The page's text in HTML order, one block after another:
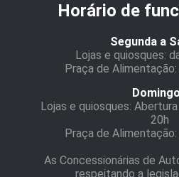
Horário de
Segunda a
Lojas e quiosques:
Praça de
Lojas e quiosques:
20h
Praça de
As Concessionárias de
respeitando a